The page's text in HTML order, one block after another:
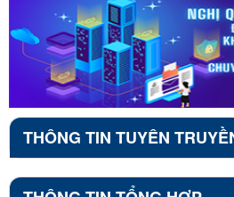
THÔNG TIN TUYÊN